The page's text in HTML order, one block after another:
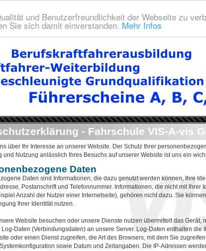
und Benutzerfreundlichkeit der Webseite zu
Sie sich damit einverstanden. Mehr Infos
- Fahrschule VIS-A-vis
über Ihr Interesse an unserer Website. Der Schutz Ihrer
und Nutzung anlässlich Ihres Besuchs auf unserer Website ist uns ein
Daten
Daten sind Informationen, die dazu genutzt werden können, Ihre
Postanschrift und Telefonnummer. Informationen, die nicht mit Ihrer
Anzahl der Nutzer einer Internetseite), gehören nicht dazu. Sie
Ihrer Identität nutzen.
Website besuchen oder unsere Dienste nutzen übermittelt das Gerät,
Daten (Verbindungsdaten) an unsere Server. Log-Daten enthalten die
oder einen Dienst zugreifen, die Art des Browsers, mit dem Sie
sowie Datum und Zeitangaben. Die IP-Adressen